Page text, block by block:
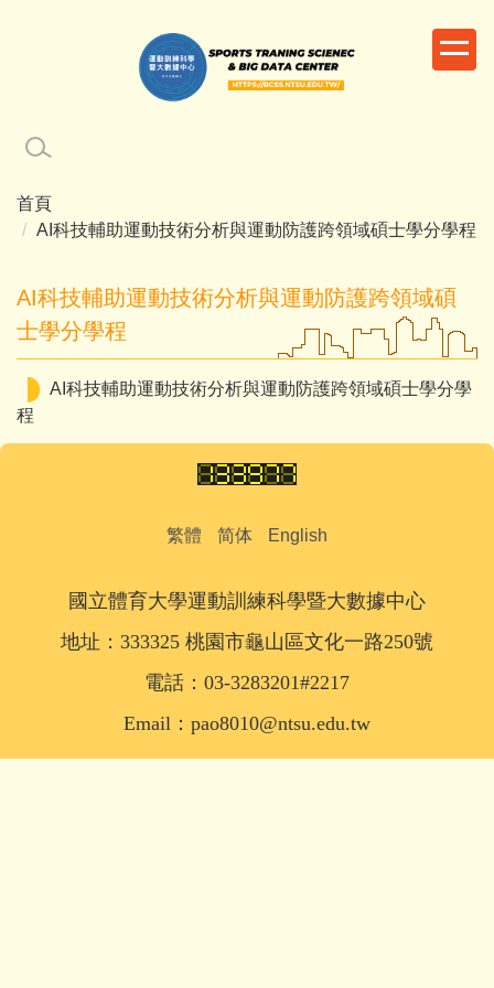
容
首頁
AI科技輔助運動技術分析與運動防護跨領域碩士學分學程
AI科技輔助運動技術分析與運動防護跨領域碩
士學分學程
AI科技輔助運動技術分析與運動防護跨領域碩士學分學
程
繁體 简体 English
國立體育大學運動訓練科學暨大數據中心
地址：333325 桃園市龜山區文化一路250號
電話：03-3283201#2217
Email：pao8010@ntsu.edu.tw